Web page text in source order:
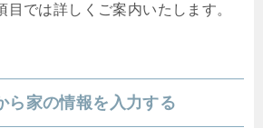
目では詳しくご案内いたします。
ら家の情報を入力する